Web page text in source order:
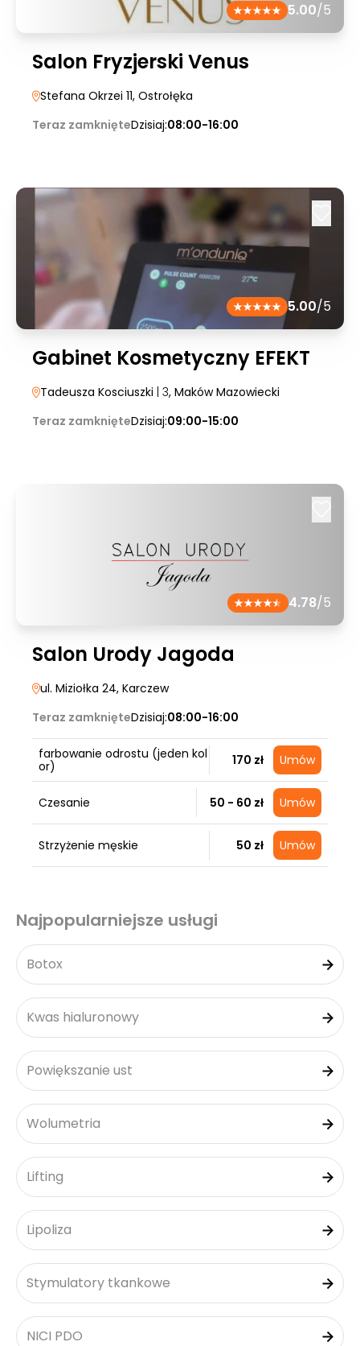
5.00/5
Salon Fryzjerski Venus
Stefana Okrzei 11, Ostrołęka
Teraz zamknięteDzisiaj:08:00-16:00
5.00/5
Gabinet Kosmetyczny EFEKT
Tadeusza Kosciuszki | 3, Maków Mazowiecki
Teraz zamknięteDzisiaj:09:00-15:00
4.78/5
Salon Urody Jagoda
ul. Miziołka 24, Karczew
Teraz zamknięteDzisiaj:08:00-16:00
farbowanie odrostu (jeden kol
or)
170 zł Umów
Czesanie 50 - 60 zł Umów
Strzyżenie męskie 50 zł Umów
Najpopularniejsze usługi
Botox
Kwas hialuronowy
Powiększanie ust
Wolumetria
Lifting
Lipoliza
Stymulatory tkankowe
NICI PDO